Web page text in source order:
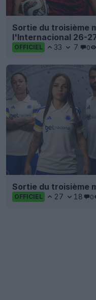
Sortie du troisième
l'Internacional 26-
OFFICIEL 33 7 0
Sortie du troisième
OFFICIEL 27 18 0